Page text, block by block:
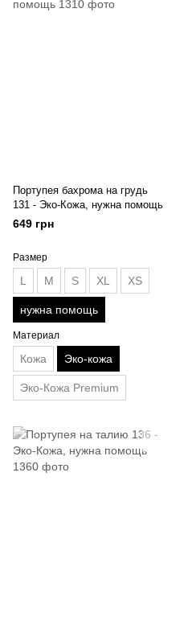
Портупея бахрома на грудь
131 - Эко-Кожа, нужна помощь
649 грн
Размер
L M S XL XS
нужна помощь
Материал
Кожа Эко-кожа
Эко-Кожа Premium